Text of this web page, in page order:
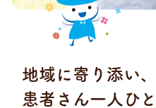
地域に寄り添い、
患者さん一人ひ